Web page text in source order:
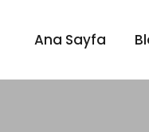
Ana Sayfa